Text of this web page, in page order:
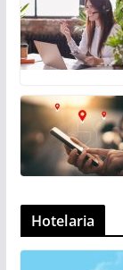
Hotelaria